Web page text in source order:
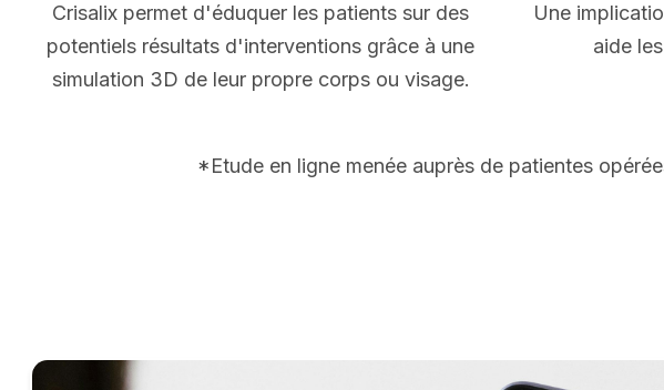
Crisalix permet d'éduquer les patients sur des
potentiels résultats d'interventions grâce à une
simulation 3D de leur propre corps ou visage.
Une
aide
*Etude en ligne menée auprès de patientes